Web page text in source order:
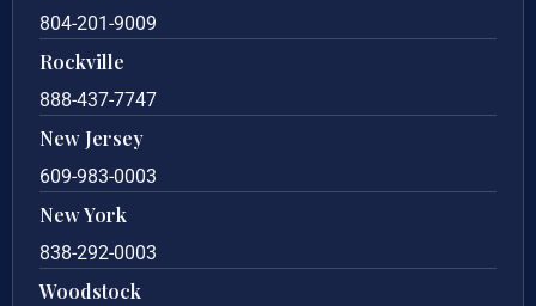
804-201-9009
Rockville
888-437-7747
New Jersey
609-983-0003
New York
838-292-0003
Woodstock